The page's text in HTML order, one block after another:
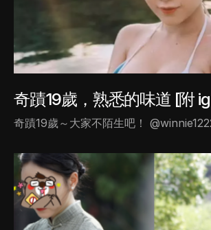
奇蹟19歲，熟悉的味道 [附
奇蹟19歲～大家不陌生吧！